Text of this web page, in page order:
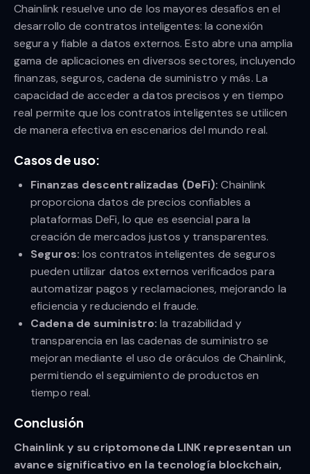
Chainlink resuelve uno de los mayores desafíos en el
desarrollo de contratos inteligentes: la conexión
segura y fiable a datos externos. Esto abre una amplia
gama de aplicaciones en diversos sectores, incluyendo
finanzas, seguros, cadena de suministro y más. La
capacidad de acceder a datos precisos y en tiempo
real permite que los contratos inteligentes se utilicen
de manera efectiva en escenarios del mundo real.
Casos de uso:
Finanzas descentralizadas (DeFi): Chainlink
proporciona datos de precios confiables a
plataformas DeFi, lo que es esencial para la
creación de mercados justos y transparentes.
Seguros: los contratos inteligentes de seguros
pueden utilizar datos externos verificados para
automatizar pagos y reclamaciones, mejorando la
eficiencia y reduciendo el fraude.
Cadena de suministro: la trazabilidad y
transparencia en las cadenas de suministro se
mejoran mediante el uso de oráculos de Chainlink,
permitiendo el seguimiento de productos en
tiempo real.
Conclusión
Chainlink y su criptomoneda LINK representan un
avance significativo en la tecnología blockchain,